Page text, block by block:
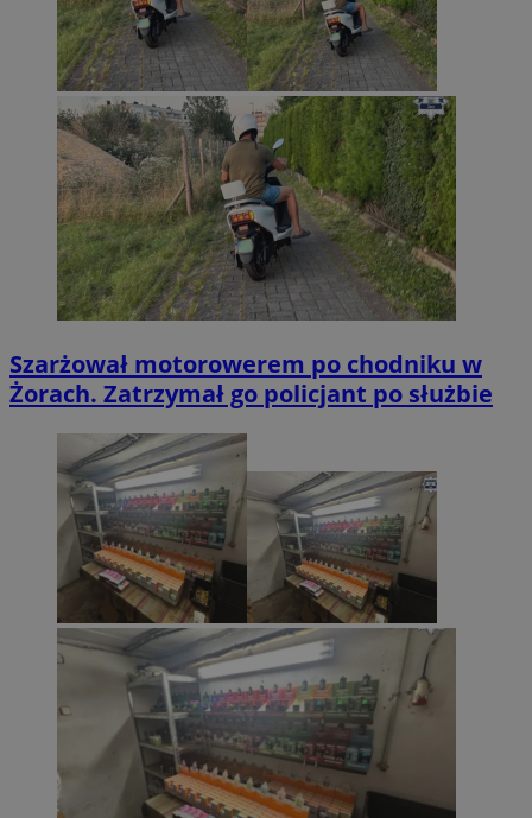
Szarżował motorowerem po chodniku w
Żorach. Zatrzymał go policjant po służbie